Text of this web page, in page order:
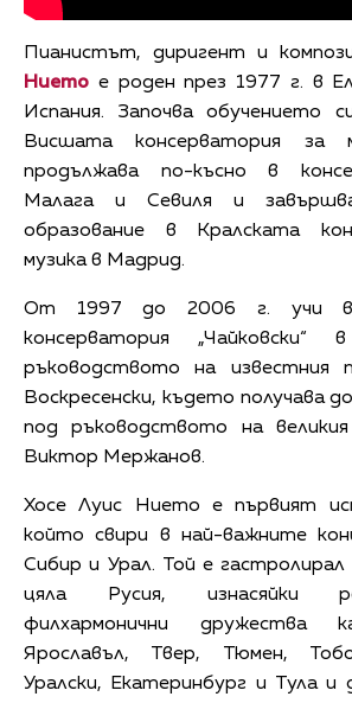
Пианистът, диригент и
Нието е роден през 1977 г. в
Испания. Започва обучението
Висшата консерватория за
продължава по-късно в
Малага и Севиля и
образование в Кралската
музика в Мадрид.
От 1997 до 2006 г. учи в
консерватория
ръководството на известния
Воскресенски, където получава
под ръководството на
Виктор Мержанов.
Хосе Луис Нието е първият
който свири в най-важните
Сибир и Урал. Той е гастролирал
цяла Русия, изнасяйки
филхармонични
Ярославъл, Твер, Тюмен,
Уралски, Екатеринбург и Тула и